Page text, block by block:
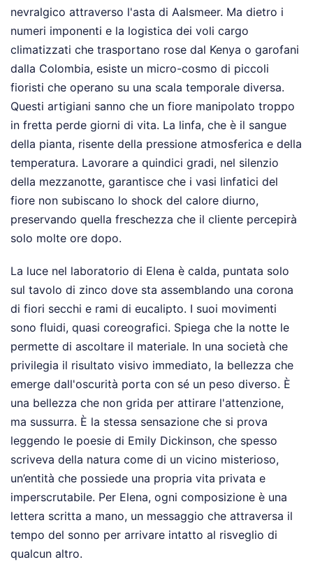
nevralgico attraverso l'asta di Aalsmeer. Ma dietro i
numeri imponenti e la logistica dei voli cargo
climatizzati che trasportano rose dal Kenya o garofani
dalla Colombia, esiste un micro-cosmo di piccoli
fioristi che operano su una scala temporale diversa.
Questi artigiani sanno che un fiore manipolato troppo
in fretta perde giorni di vita. La linfa, che è il sangue
della pianta, risente della pressione atmosferica e della
temperatura. Lavorare a quindici gradi, nel silenzio
della mezzanotte, garantisce che i vasi linfatici del
fiore non subiscano lo shock del calore diurno,
preservando quella freschezza che il cliente percepirà
solo molte ore dopo.
La luce nel laboratorio di Elena è calda, puntata solo
sul tavolo di zinco dove sta assemblando una corona
di fiori secchi e rami di eucalipto. I suoi movimenti
sono fluidi, quasi coreografici. Spiega che la notte le
permette di ascoltare il materiale. In una società che
privilegia il risultato visivo immediato, la bellezza che
emerge dall'oscurità porta con sé un peso diverso. È
una bellezza che non grida per attirare l'attenzione,
ma sussurra. È la stessa sensazione che si prova
leggendo le poesie di Emily Dickinson, che spesso
scriveva della natura come di un vicino misterioso,
un’entità che possiede una propria vita privata e
imperscrutabile. Per Elena, ogni composizione è una
lettera scritta a mano, un messaggio che attraversa il
tempo del sonno per arrivare intatto al risveglio di
qualcun altro.